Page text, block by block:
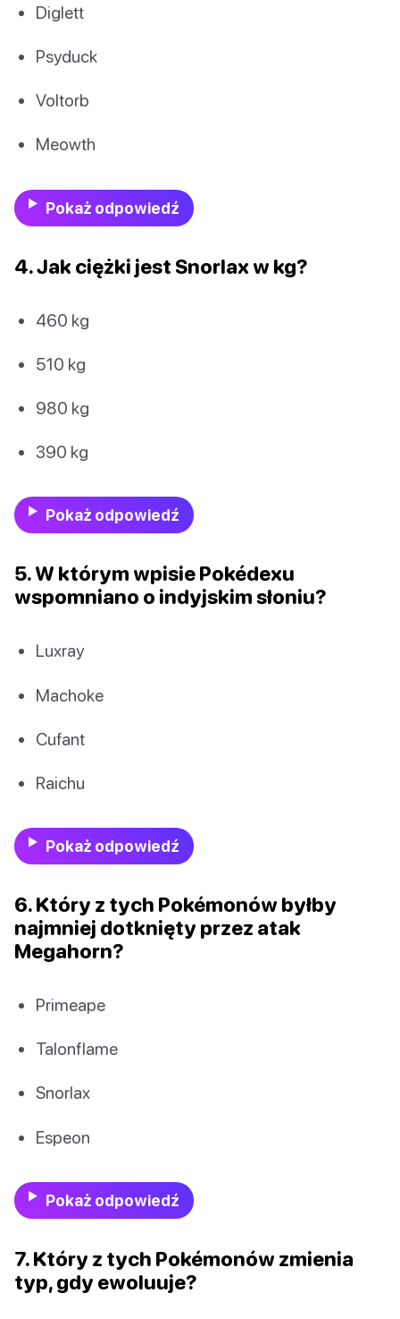
Diglett
Psyduck
Voltorb
Meowth
Pokaż odpowiedź
4. Jak ciężki jest Snorlax w kg?
460 kg
510 kg
980 kg
390 kg
Pokaż odpowiedź
5. W którym wpisie Pokédexu
wspomniano o indyjskim słoniu?
Luxray
Machoke
Cufant
Raichu
Pokaż odpowiedź
6. Który z tych Pokémonów byłby
najmniej dotknięty przez atak
Megahorn?
Primeape
Talonflame
Snorlax
Espeon
Pokaż odpowiedź
7. Który z tych Pokémonów zmienia
typ, gdy ewoluuje?